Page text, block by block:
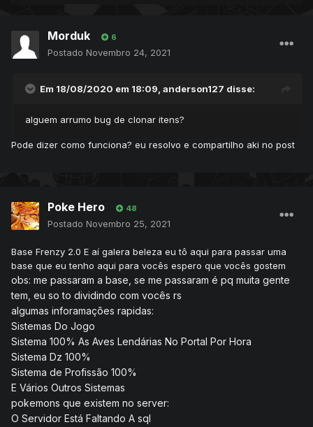
Morduk 6
Postado Novembro 24, 2021
Em 18/08/2020 em 18:09, anderson127 disse:
alguem arrumo bug de clonar itens?
Pode dizer como funciona? eu resolvo e compartilho aki no post
Poke Hero 48
Postado Novembro 25, 2021
Base Frenzy 2.0 E aí galera beleza eu tô aqui para passar uma
base que eu tenho aqui para vocês espero que vocês gostem
obs: me passaram a base, se me passaram é pq muita gente
tem, eu so to dividindo com vocês rs
algumas inforamações rapidas:
Sistemas Do Jogo
Sistema 100% As Aves Lendárias No Portal Por Hora
Sistema Dz 100%
Sistema de Profissão 100%
E Vários Outros Sistemas
pokemons que existem no server:
O Servidor Está Faltando A sql